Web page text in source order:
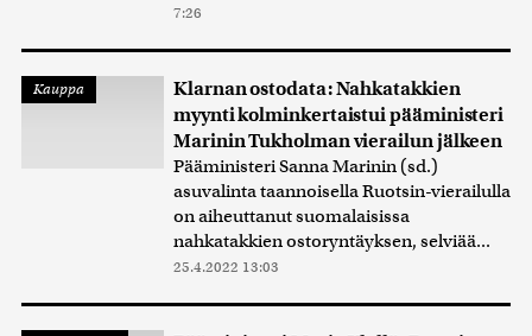
7:26
Kauppa
Klarnan ostodata: Nahkatakkien
myynti kolminkertaistui pääministeri
Marinin Tukholman vierailun jälkeen
Pääministeri Sanna Marinin (sd.)
asuvalinta taannoisella Ruotsin-vierailulla
on aiheuttanut suomalaisissa
nahkatakkien ostoryntäyksen, selviää...
25.4.2022 13:03